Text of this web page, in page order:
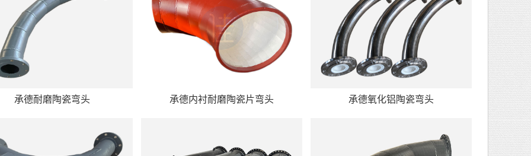
承德耐磨陶瓷弯头 承德内衬耐磨陶瓷片弯头 承德氧化铝陶瓷弯头